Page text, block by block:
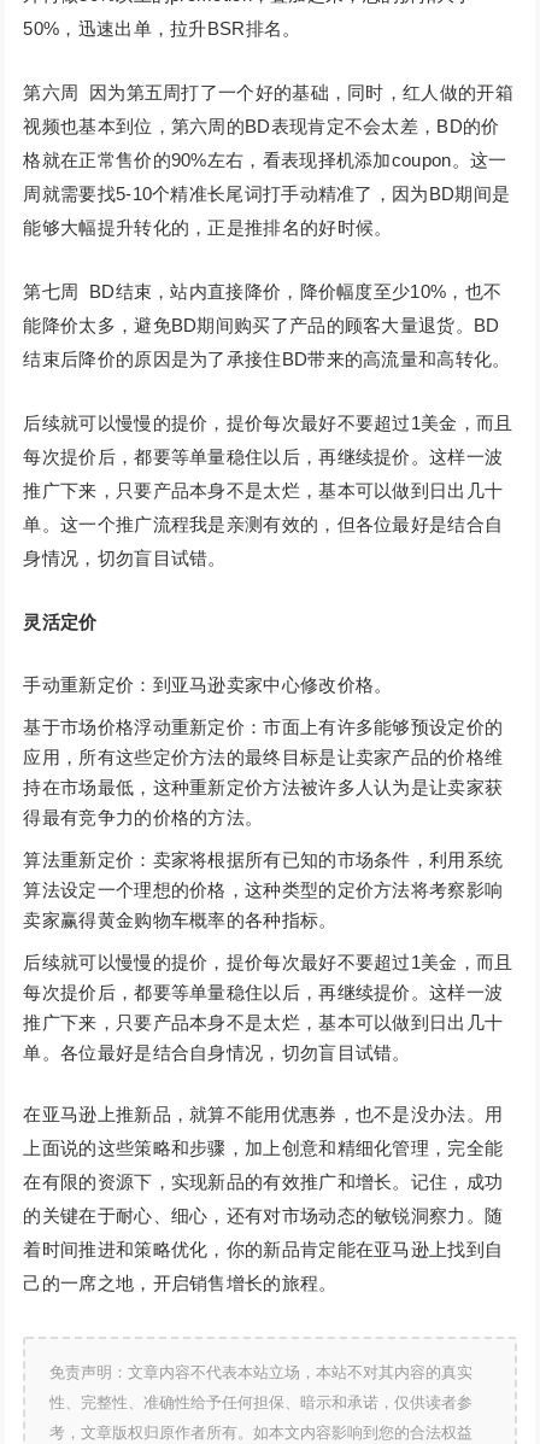
50%，迅速出单，拉升BSR排名。
第六周 因为第五周打了一个好的基础，同时，红人做的开箱
视频也基本到位，第六周的BD表现肯定不会太差，BD的价
格就在正常售价的90%左右，看表现择机添加coupon。这一
周就需要找5-10个精准长尾词打手动精准了，因为BD期间是
能够大幅提升转化的，正是推排名的好时候。
第七周 BD结束，站内直接降价，降价幅度至少10%，也不
能降价太多，避免BD期间购买了产品的顾客大量退货。BD
结束后降价的原因是为了承接住BD带来的高流量和高转化。
后续就可以慢慢的提价，提价每次最好不要超过1美金，而且
每次提价后，都要等单量稳住以后，再继续提价。这样一波
推广下来，只要产品本身不是太烂，基本可以做到日出几十
单。这一个推广流程我是亲测有效的，但各位最好是结合自
身情况，切勿盲目试错。
灵活定价
手动重新定价：到亚马逊卖家中心修改价格。
基于市场价格浮动重新定价：市面上有许多能够预设定价的
应用，所有这些定价方法的最终目标是让卖家产品的价格维
持在市场最低，这种重新定价方法被许多人认为是让卖家获
得最有竞争力的价格的方法。
算法重新定价：卖家将根据所有已知的市场条件，利用系统
算法设定一个理想的价格，这种类型的定价方法将考察影响
卖家赢得黄金购物车概率的各种指标。
后续就可以慢慢的提价，提价每次最好不要超过1美金，而且
每次提价后，都要等单量稳住以后，再继续提价。这样一波
推广下来，只要产品本身不是太烂，基本可以做到日出几十
单。各位最好是结合自身情况，切勿盲目试错。
在亚马逊上推新品，就算不能用优惠券，也不是没办法。用
上面说的这些策略和步骤，加上创意和精细化管理，完全能
在有限的资源下，实现新品的有效推广和增长。记住，成功
的关键在于耐心、细心，还有对市场动态的敏锐洞察力。随
着时间推进和策略优化，你的新品肯定能在亚马逊上找到自
己的一席之地，开启销售增长的旅程。
免责声明：文章内容不代表本站立场，本站不对其内容的真实
性、完整性、准确性给予任何担保、暗示和承诺，仅供读者参
考，文章版权归原作者所有。如本文内容影响到您的合法权益